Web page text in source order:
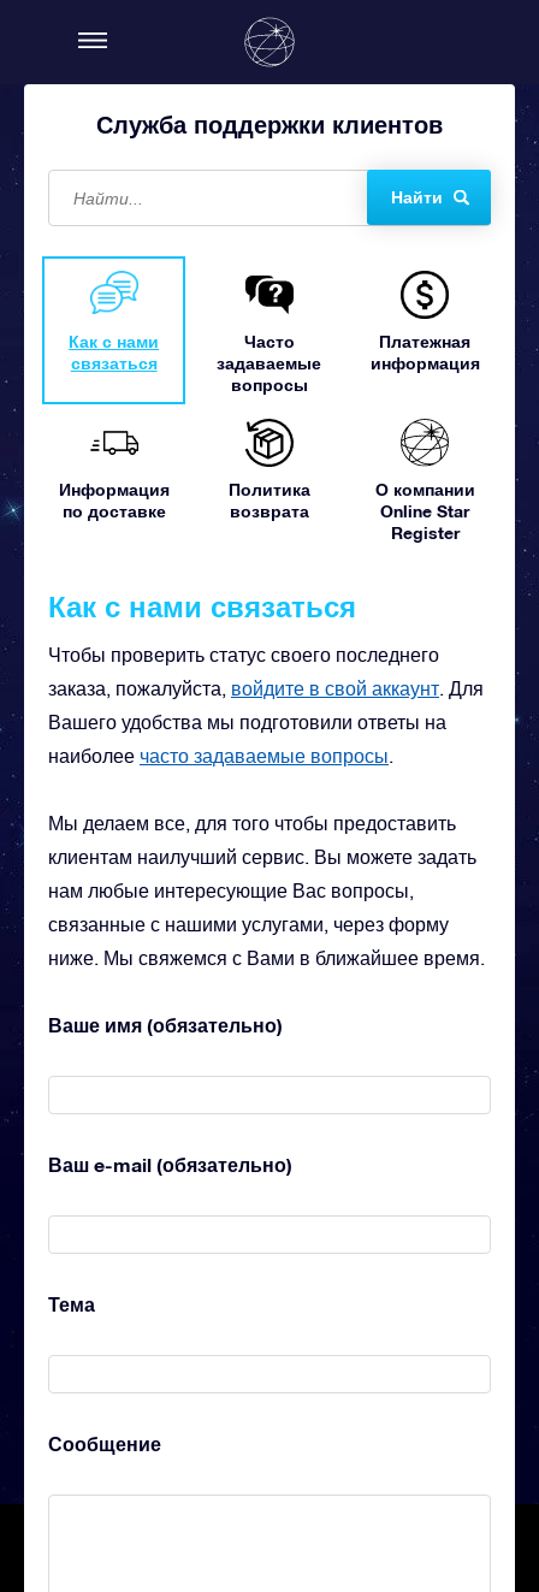
Служба поддержки клиентов
Найти
Как с нами
связаться
Часто
задаваемые
вопросы
Платежная
информация
Информация
по доставке
Политика
возврата
О компании
Online Star
Register
Как с нами связаться
Чтобы проверить статус своего последнего
заказа, пожалуйста, войдите в свой аккаунт. Для
Вашего удобства мы подготовили ответы на
наиболее часто задаваемые вопросы.
Мы делаем все, для того чтобы предоставить
клиентам наилучший сервис. Вы можете задать
нам любые интересующие Вас вопросы,
связанные с нашими услугами, через форму
ниже. Мы свяжемся с Вами в ближайшее время.
Ваше имя (обязательно)
Ваш e-mail (обязательно)
Тема
Сообщение